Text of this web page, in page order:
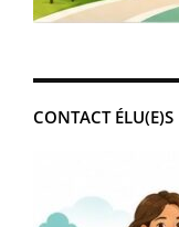
CONTACT ÉLU(E)S